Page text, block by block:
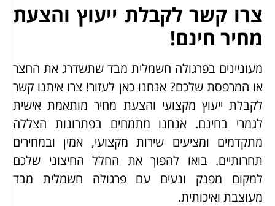
צרו קשר לקבלת ייעוץ והצעת
מחיר חינם!
מעוניינים בפרגולה חשמלית מבד שתשדרג את החצר
או המרפסת שלכם? אנחנו כאן לעזור! צרו איתנו קשר
לקבלת ייעוץ מקצועי והצעת מחיר מותאמת אישית
לגמרי בחינם. אנחנו מתמחים בפתרונות הצללה
מתקדמים ומציעים שירות מקצועי, אמין ובמחירים
תחרותיים. בואו להפוך את החלל החיצוני שלכם
למקום מפנק ונעים עם פרגולה חשמלית מבד
מעוצבת ואיכותית.